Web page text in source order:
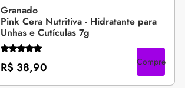
Granado
Pink Cera Nutritiva - Hidratante para
Unhas e Cutículas 7g
R$ 38,90 Compre